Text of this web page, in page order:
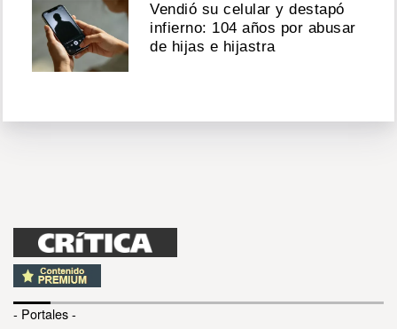
Vendió su celular y destapó
infierno: 104 años por abusar
de hijas e hijastra
- Portales -